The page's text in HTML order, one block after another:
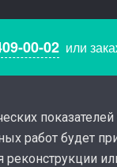
00-02или
работ будет